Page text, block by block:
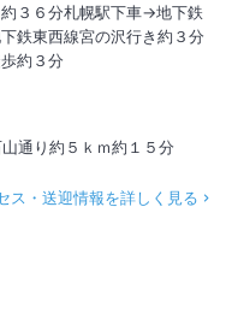
３６分札幌駅下車→地下鉄
鉄東西線宮の沢行き約３分
約３分
通り約５ｋｍ約１５分
ス・送迎情報を詳しく見る